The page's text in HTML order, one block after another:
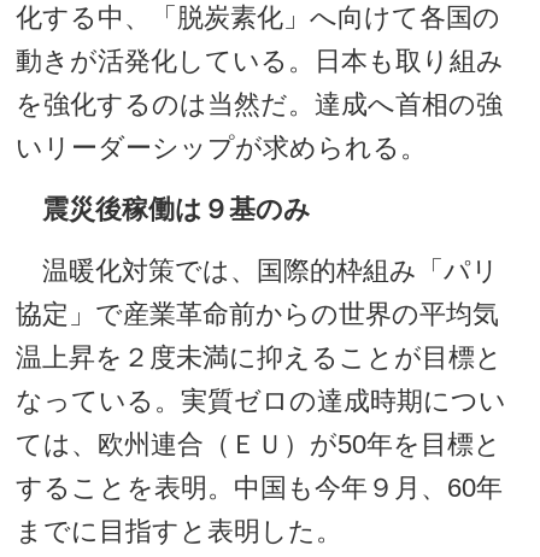
化する中、「脱炭素化」へ向けて各国の
動きが活発化している。日本も取り組み
を強化するのは当然だ。達成へ首相の強
いリーダーシップが求められる。
震災後稼働は９基のみ
温暖化対策では、国際的枠組み「パリ
協定」で産業革命前からの世界の平均気
温上昇を２度未満に抑えることが目標と
なっている。実質ゼロの達成時期につい
ては、欧州連合（ＥＵ）が50年を目標と
することを表明。中国も今年９月、60年
までに目指すと表明した。